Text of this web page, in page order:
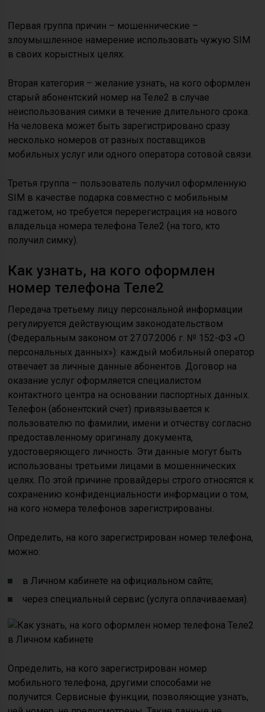
Первая группа причин – мошеннические –
злоумышленное намерение использовать чужую SIM
в своих корыстных целях.
Вторая категория – желание узнать, на кого оформлен
старый абонентский номер на Теле2 в случае
неиспользования симки в течение длительного срока.
На человека может быть зарегистрировано сразу
несколько номеров от разных поставщиков
мобильных услуг или одного оператора сотовой связи.
Третья группа – пользователь получил оформленную
SIM в качестве подарка совместно с мобильным
гаджетом, но требуется перерегистрация на нового
владельца номера телефона Теле2 (на того, кто
получил симку).
Как узнать, на кого оформлен
номер телефона Теле2
Передача третьему лицу персональной информации
регулируется действующим законодательством
(Федеральным законом от 27.07.2006 г. № 152-ФЗ «О
персональных данных»): каждый мобильный оператор
отвечает за личные данные абонентов. Договор на
оказание услуг оформляется специалистом
контактного центра на основании паспортных данных.
Телефон (абонентский счет) привязывается к
пользователю по фамилии, имени и отчеству согласно
предоставленному оригиналу документа,
удостоверяющего личность. Эти данные могут быть
использованы третьими лицами в мошеннических
целях. По этой причине провайдеры строго относятся к
сохранению конфиденциальности информации о том,
на кого номера телефонов зарегистрированы.
Определить, на кого зарегистрирован номер телефона,
можно:
в Личном кабинете на официальном сайте;
через специальный сервис (услуга оплачиваемая).
Определить, на кого зарегистрирован номер
мобильного телефона, другими способами не
получится. Сервисные функции, позволяющие узнать,